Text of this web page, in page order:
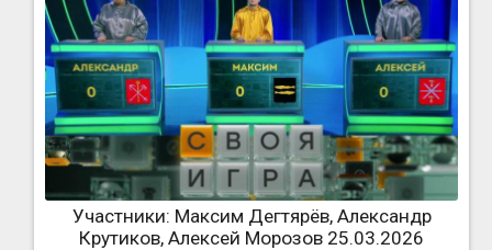
Участники: Максим Дегтярёв, Александр
Крутиков, Алексей Морозов 25.03.2026